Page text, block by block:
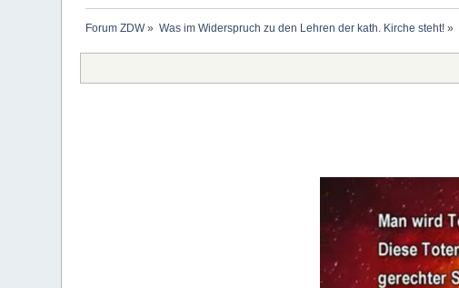
Forum ZDW» Was im Widerspruch zu den Lehren der kath. Kirche steht!»